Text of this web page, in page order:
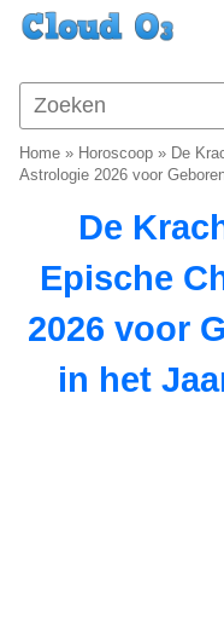
Home » Horoscoop » De
Astrologie 2026 voor
De
Epische
2026 voor
in het